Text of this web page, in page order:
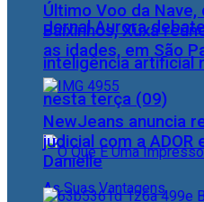
Jornal Aurora
inteligência artificial
nesta terça (09)
Último Voo da
Baixinhos, Xuxa
as idades, em São
NewJeans anuncia
judicial com a
Danielle